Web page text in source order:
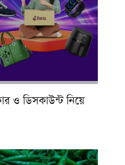
ও ডিসকাউন্ট নিয়ে